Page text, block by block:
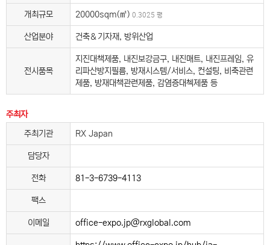
개최규모 20000sqm(㎡) 0.3025 평
산업분야 건축＆기자재, 방위산업
전시품목
지진대책제품, 내진보강금구, 내진매트, 내진프레임, 유
리파산방지필름, 방재시스템/서비스, 컨설팅, 비축관련
제품, 방재대책관련제품, 감염증대첵제품 등
주최자
주최기관
RX Japan
담당자
전화 81-3-6739-4113
팩스
이메일 office-expo.jp@rxglobal.com